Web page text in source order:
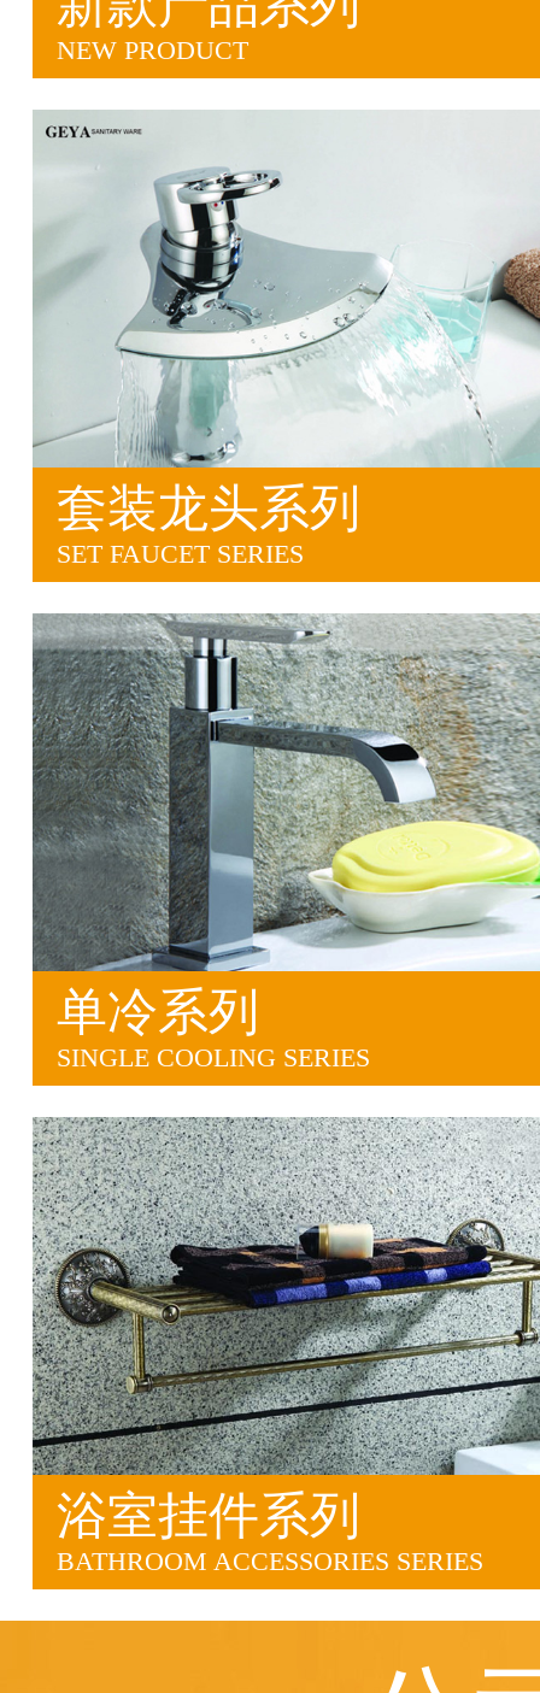
NEW PRODUCT
套装龙头系列
SET FAUCET SERIES
单冷系列
SINGLE COOLING SERIES
浴室挂件系列
BATHROOM ACCESSORIES SERIES